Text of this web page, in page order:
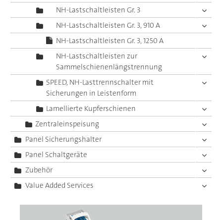
NH-Lastschaltleisten Gr. 3
NH-Lastschaltleisten Gr. 3, 910 A
NH-Lastschaltleisten Gr. 3, 1250 A
NH-Lastschaltleisten zur
Sammelschienenlängstrennung
SPEED, NH-Lasttrennschalter mit
Sicherungen in Leistenform
Lamellierte Kupferschienen
Zentraleinspeisung
Panel Sicherungshalter
Panel Schaltgeräte
Zubehör
Value Added Services